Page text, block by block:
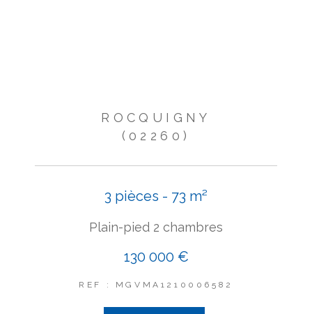
ROCQUIGNY
(02260)
3 pièces - 73 m²
Plain-pied 2 chambres
130 000 €
REF : MGVMA1210006582